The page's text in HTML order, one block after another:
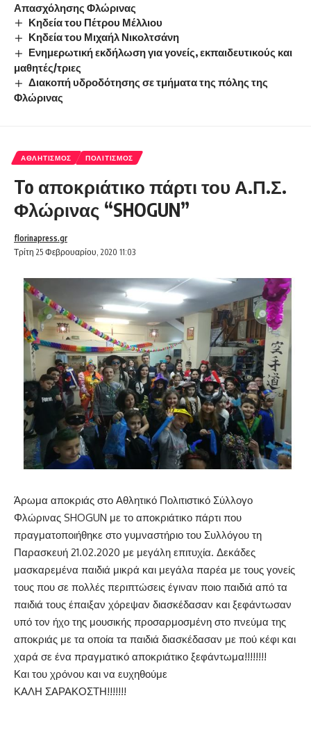
Απασχόλησης Φλώρινας
Κηδεία του Πέτρου Μέλλιου
Κηδεία του Μιχαήλ Νικολτσάνη
Ενημερωτική εκδήλωση για γονείς, εκπαιδευτικούς και
μαθητές/τριες
Διακοπή υδροδότησης σε τμήματα της πόλης της
Φλώρινας
ΑΘΛΗΤΙΣΜΌΣ ΠΟΛΙΤΙΣΜΌΣ
To αποκριάτικο πάρτι του Α.Π.Σ.
Φλώρινας “SHOGUN”
Τρίτη 25 Φεβρουαρίου, 2020 11:03
florinapress.gr
Άρωμα αποκριάς στο Αθλητικό Πολιτιστικό Σύλλογο
Φλώρινας SHOGUN με το αποκριάτικο πάρτι που
πραγματοποιήθηκε στο γυμναστήριο του Συλλόγου τη
Παρασκευή 21.02.2020 με μεγάλη επιτυχία. Δεκάδες
μασκαρεμένα παιδιά μικρά και μεγάλα παρέα με τους γονείς
τους που σε πολλές περιπτώσεις έγιναν ποιο παιδιά από τα
παιδιά τους έπαιξαν χόρεψαν διασκέδασαν και ξεφάντωσαν
υπό τον ήχο της μουσικής προσαρμοσμένη στο πνεύμα της
αποκριάς με τα οποία τα παιδιά διασκέδασαν με πού κέφι και
χαρά σε ένα πραγματικό αποκριάτικο ξεφάντωμα!!!!!!!!
Και του χρόνου και να ευχηθούμε
ΚΑΛΗ ΣΑΡΑΚΟΣΤΗ!!!!!!!